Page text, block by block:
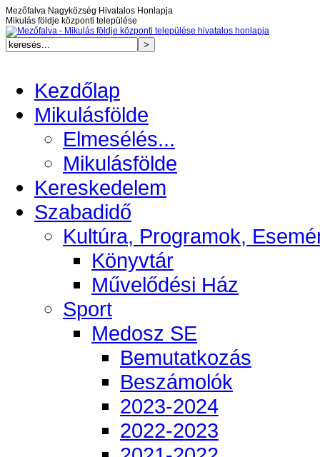
Mezőfalva Nagyközség Hivatalos Honlapja
Mikulás földje központi települése
Kezdőlap
Mikulásfölde
Elmesélés...
Mikulásfölde
Kereskedelem
Szabadidő
Kultúra, Programok,
Könyvtár
Művelődési Ház
Sport
Medosz SE
Bemutatkozás
Beszámolók
2023-2024
2022-2023